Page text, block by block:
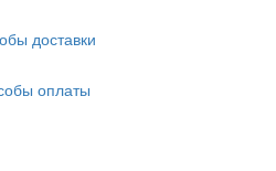
доставки
оплаты